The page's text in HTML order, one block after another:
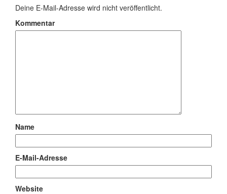
Deine E-Mail-Adresse wird nicht veröffentlicht.
Kommentar
Name
E-Mail-Adresse
Website